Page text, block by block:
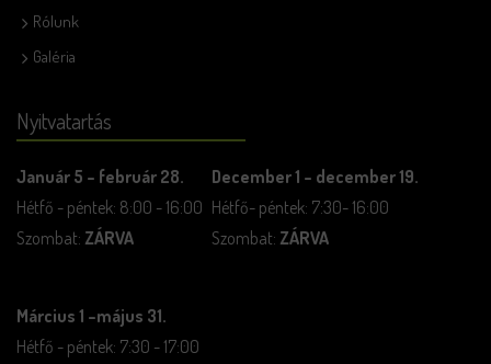
Rólunk
Galéria
Nyitvatartás
Január 5 – február 28.
Hétfő - péntek: 8:00 - 16:00
Szombat: ZÁRVA
December 1 – december 19.
Hétfő- péntek: 7:30- 16:00
Szombat: ZÁRVA
Március 1 –május 31.
Hétfő - péntek: 7:30 - 17:00